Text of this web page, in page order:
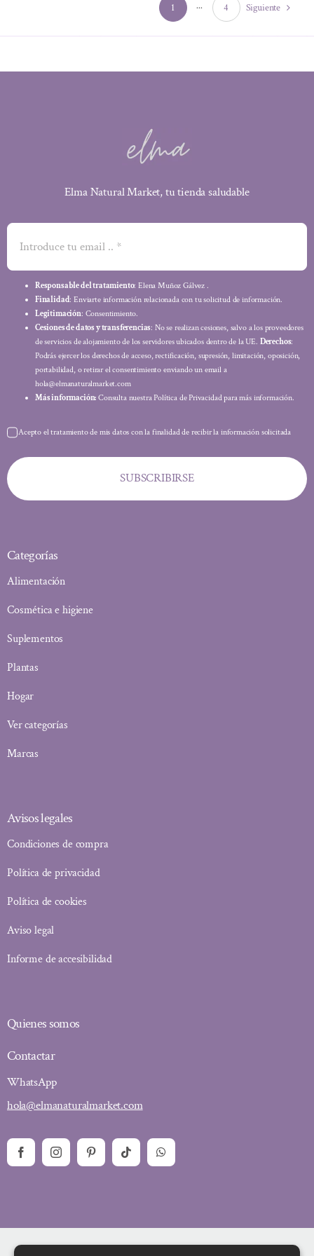
1 ··· 4 Siguiente
Elma Natural Market, tu tienda saludable
Responsable del tratamiento: Elena Muñoz Gálvez .
Finalidad: Enviarte información relacionada con tu solicitud de información.
Legitimación: Consentimiento.
Cesiones de datos y transferencias: No se realizan cesiones, salvo a los proveedores
de servicios de alojamiento de los servidores ubicados dentro de la UE. Derechos:
Podrás ejercer los derechos de acceso, rectificación, supresión, limitación, oposición,
portabilidad, o retirar el consentimiento enviando un email a
hola@elmanaturalmarket.com
Más información: Consulta nuestra Política de Privacidad para más información.
Acepto el tratamiento de mis datos con la finalidad de recibir la información solicitada
SUBSCRIBIRSE
Categorías
Alimentación
Cosmética e higiene
Suplementos
Plantas
Hogar
Ver categorías
Marcas
Avisos legales
Condiciones de compra
Política de privacidad
Política de cookies
Aviso legal
Informe de accesibilidad
Quienes somos
Contactar
WhatsApp
hola@elmanaturalmarket.com